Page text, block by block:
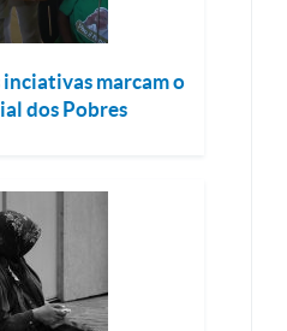
inciativas marcam o
dos Pobres